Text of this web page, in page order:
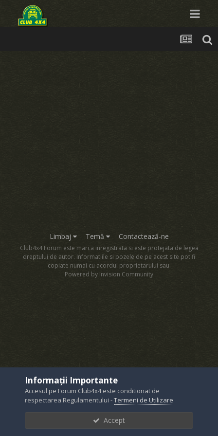
Limbaj Temă Contactează-ne
Club4x4 Forum este marca inregistrata si este protejata de legea
dreptului de autor. Informatiile si pozele de pe acest site pot fi
copiate numai cu acordul proprietarului sau.
Powered by Invision Community
Informații Importante
Accesul pe Forum Club4x4 este conditionat de
respectarea Regulamentului -Termeni de Utilizare
Accept